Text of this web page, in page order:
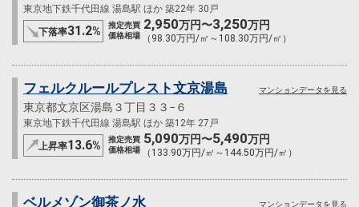
東京地下鉄千代田線 湯島駅 ほか 築22年 30戸
下落率31.2%
推定売買
価格相場
2,950万円〜3,250万円
（98.30万円/㎡～108.30万円/㎡）
フェルクルールプレスト文京湯島
東京都文京区湯島３丁目３３−６
東京地下鉄千代田線 湯島駅 ほか 築12年 27戸
上昇率13.6%
推定売買
価格相場
5,090万円〜5,490万円
（133.90万円/㎡～144.50万円/㎡）
マンションデータを見る
ベルメゾン御茶ノ水 マンションデータを見る